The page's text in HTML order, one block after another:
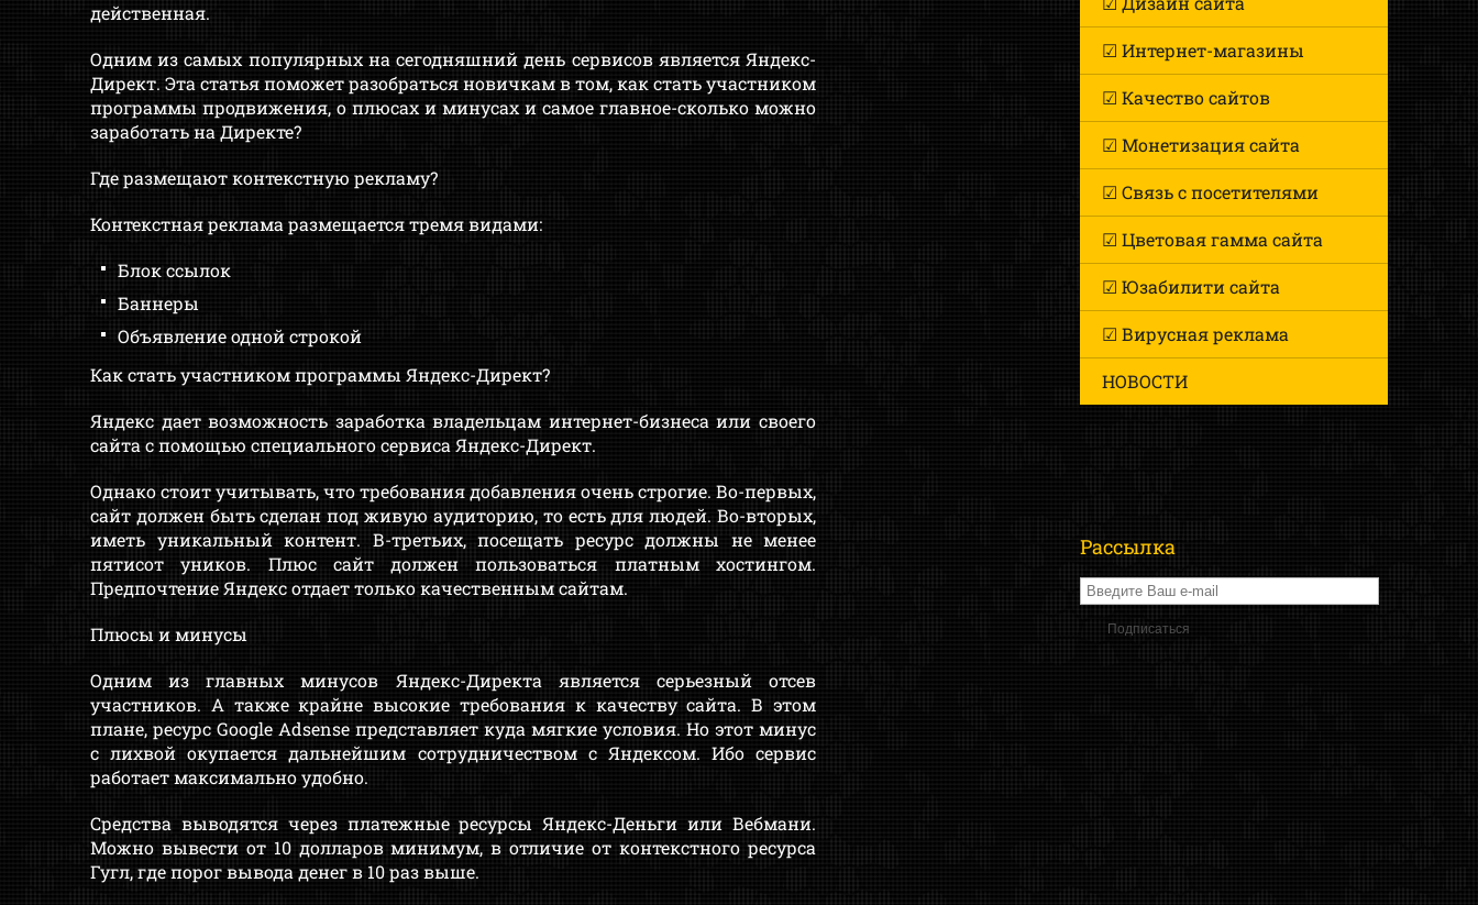
действенная.
Одним из самых популярных на сегодняшний день сервисов является Яндекс-
Директ. Эта статья поможет разобраться новичкам в том, как стать участником
программы продвижения, о плюсах и минусах и самое главное-сколько можно
заработать на Директе?
Где размещают контекстную рекламу?
Контекстная реклама размещается тремя видами:
Блок ссылок
Баннеры
Объявление одной строкой
Как стать участником программы Яндекс-Директ?
Яндекс дает возможность заработка владельцам интернет-бизнеса или своего
сайта с помощью специального сервиса Яндекс-Директ.
Однако стоит учитывать, что требования добавления очень строгие. Во-первых,
сайт должен быть сделан под живую аудиторию, то есть для людей. Во-вторых,
иметь уникальный контент. В-третьих, посещать ресурс должны не менее
пятисот уников. Плюс сайт должен пользоваться платным хостингом.
Предпочтение Яндекс отдает только качественным сайтам.
Плюсы и минусы
Одним из главных минусов Яндекс-Директа является серьезный отсев
участников. А также крайне высокие требования к качеству сайта. В этом
плане, ресурс Google Adsense представляет куда мягкие условия. Но этот минус
с лихвой окупается дальнейшим сотрудничеством с Яндексом. Ибо сервис
работает максимально удобно.
Средства выводятся через платежные ресурсы Яндекс-Деньги или Вебмани.
Можно вывести от 10 долларов минимум, в отличие от контекстного ресурса
Гугл, где порог вывода денег в 10 раз выше.
☑ Интернет-магазины
☑ Качество сайтов
☑ Монетизация сайта
☑ Связь с посетителями
☑ Цветовая гамма сайта
☑ Юзабилити сайта
☑ Вирусная реклама
НОВОСТИ
Рассылка